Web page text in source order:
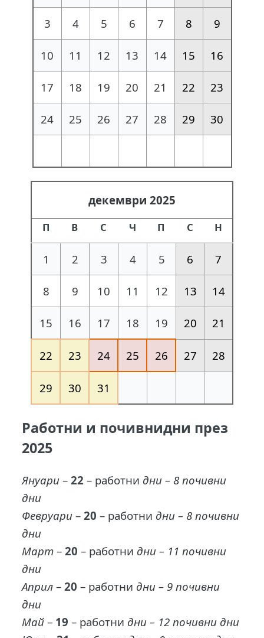
3 4 5 6 7 8 9
10 11 12 13 14 15 16
17 18 19 20 21 22 23
24 25 26 27 28 29 30
декември 2025
П В С Ч П С Н
1 2 3 4 5 6 7
8 9 10 11 12 13 14
15 16 17 18 19 20 21
22 23 24 25 26 27 28
29 30 31
Работни и почивнидни през
2025
Януари –22 – работни дни – 8 почивни
дни
Февруари –20 – работни дни – 8 почивни
дни
Март –20 – работни дни – 11 почивни
дни
Април –20 – работни дни – 9 почивни
дни
Май – 19 – работни дни – 12 почивни дни